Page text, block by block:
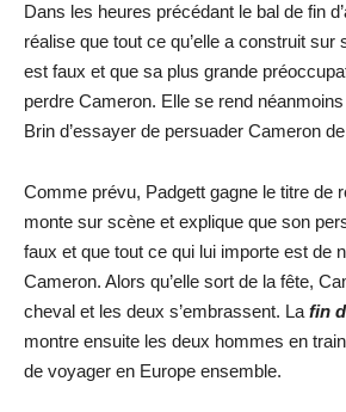
Dans les heures précédant le bal de fin
réalise que tout ce qu’elle a construit
est faux et que sa plus grande
perdre Cameron. Elle se rend
Brin d’essayer de persuader Cameron
Comme prévu, Padgett gagne le titre de
monte sur scène et explique que son
faux et que tout ce qui lui importe est de
Cameron. Alors qu’elle sort de la fête,
cheval et les deux s’embrassent. La fin
montre ensuite les deux hommes en
de voyager en Europe ensemble.